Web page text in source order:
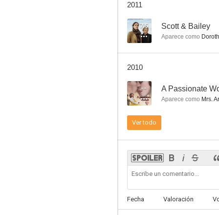
2011
7.5 Scott & Bailey
Aparece como
2010
-- A Passionate
Aparece como Mrs.
Ver todo
Fecha Valoración